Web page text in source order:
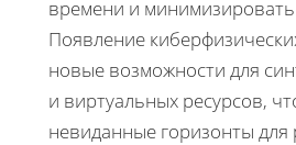
времени и
Появление
новые возможности для
и виртуальных ресурсов,
невиданные горизонты для